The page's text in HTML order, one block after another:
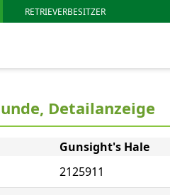
RETRIEVERBESITZER
Detailanzeige
Gunsight's Hale
2125911